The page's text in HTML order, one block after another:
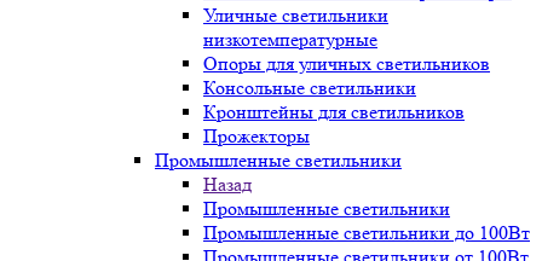
Уличные светильники
низкотемпературные
Опоры для уличных светильников
Консольные светильники
Кронштейны для светильников
Прожекторы
Промышленные светильники
Назад
Промышленные светильники
Промышленные светильники до 100Вт